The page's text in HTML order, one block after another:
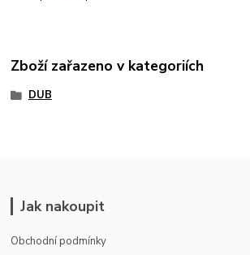
Zboží zařazeno v kategoriích
DUB
Jak nakoupit
Obchodní podmínky